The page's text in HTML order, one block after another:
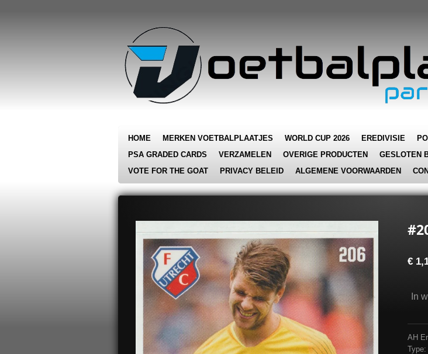
HOME MERKEN VOETBALPLAATJES WORLD CUP 2026 EREDIVISIE
PSA GRADED CARDS
VERZAMELEN OVERIGE PRODUCTEN GESLOTEN
VOTE FOR THE GOAT
PRIVACY BELEID ALGEMENE VOORWAARDEN
€
In
AH